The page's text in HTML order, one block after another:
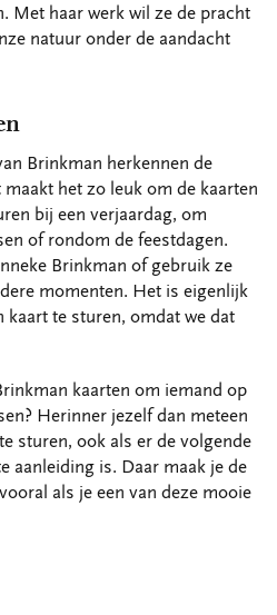
Met haar werk wil ze de pracht
natuur onder de aandacht
Brinkman herkennen de
het zo leuk om de kaarten
bij een verjaardag, om
of rondom de feestdagen.
Brinkman of gebruik ze
momenten. Het is eigenlijk
kaart te sturen, omdat we dat
kaarten om iemand op
Herinner jezelf dan meteen
sturen, ook als er de volgende
aanleiding is. Daar maak je de
als je een van deze mooie